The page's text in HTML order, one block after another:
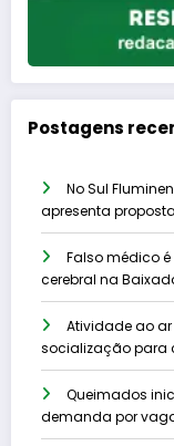
Postagens
No Sul
apresenta
Falso médico
cerebral na
Atividade ao
socialização para
Queimados
demanda por